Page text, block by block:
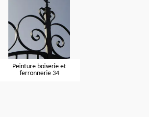
Peinture boiserie et
ferronnerie 34